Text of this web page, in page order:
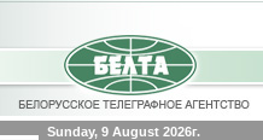
Sunday, 9 August 2026г.